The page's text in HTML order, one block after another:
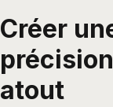
Créer
atout